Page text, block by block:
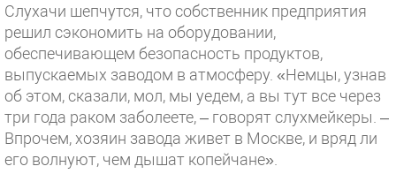
Слухачи шепчутся, что собственник предприятия
решил сэкономить на оборудовании,
обеспечивающем безопасность продуктов,
выпускаемых заводом в атмосферу. «Немцы, узнав
об этом, сказали, мол, мы уедем, а вы тут все через
три года раком заболеете, – говорят слухмейкеры. –
Впрочем, хозяин завода живет в Москве, и вряд ли
его волнуют, чем дышат копейчане».